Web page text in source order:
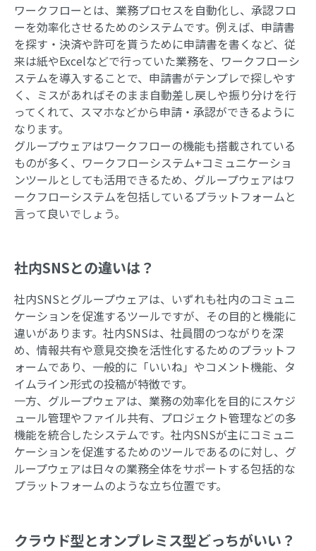
ワークフローとは、業務プロセスを自動化し、承認フロ
ーを効率化させるためのシステムです。例えば、申請書
を探す・決済や許可を貰うために申請書を書くなど、従
来は紙やExcelなどで行っていた業務を、ワークフローシ
ステムを導入することで、申請書がテンプレで探しやす
く、ミスがあればそのまま自動差し戻しや振り分けを行
ってくれて、スマホなどから申請・承認ができるように
なります。
グループウェアはワークフローの機能も搭載されている
ものが多く、ワークフローシステム+コミュニケーショ
ンツールとしても活用できるため、グループウェアはワ
ークフローシステムを包括しているプラットフォームと
言って良いでしょう。
社内SNSとの違いは？
社内SNSとグループウェアは、いずれも社内のコミュニ
ケーションを促進するツールですが、その目的と機能に
違いがあります。社内SNSは、社員間のつながりを深
め、情報共有や意見交換を活性化するためのプラットフ
ォームであり、一般的に「いいね」やコメント機能、タ
イムライン形式の投稿が特徴です。
一方、グループウェアは、業務の効率化を目的にスケジ
ュール管理やファイル共有、プロジェクト管理などの多
機能を統合したシステムです。社内SNSが主にコミュニ
ケーションを促進するためのツールであるのに対し、グ
ループウェアは日々の業務全体をサポートする包括的な
プラットフォームのような立ち位置です。
クラウド型とオンプレミス型どっちがいい？